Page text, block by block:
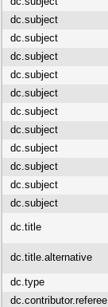
dc.subject
dc.subject
dc.subject
dc.subject
dc.subject
dc.subject
dc.subject
dc.subject
dc.subject
dc.subject
dc.subject
dc.title
dc.title.alternative
dc.type
dc.contributor.referee